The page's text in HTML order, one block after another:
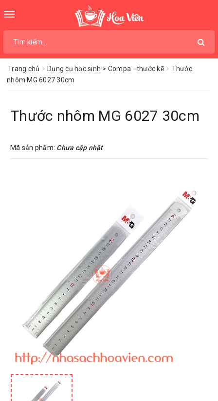
Toggle
Trang chủ Dụng cụ học sinh > Compa - thước kẽ
Thước
nhôm MG 6027 30cm
Thước nhôm MG 6027 30cm
Mã sản phẩm: Chưa cập nhật